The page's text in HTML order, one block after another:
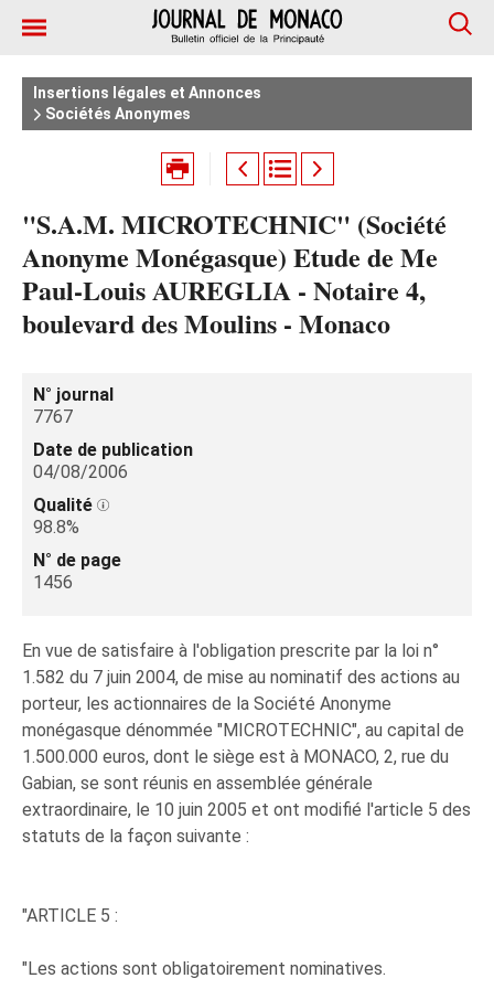
Insertions légales et Annonces
Sociétés Anonymes
"S.A.M. MICROTECHNIC" (Société
Anonyme Monégasque) Etude de Me
Paul-Louis AUREGLIA - Notaire 4,
boulevard des Moulins - Monaco
N° journal
7767
Date de publication
04/08/2006
Qualité
98.8%
N° de page
1456
En vue de satisfaire à l'obligation prescrite par la loi n°
1.582 du 7 juin 2004, de mise au nominatif des actions au
porteur, les actionnaires de la Société Anonyme
monégasque dénommée "MICROTECHNIC", au capital de
1.500.000 euros, dont le siège est à MONACO, 2, rue du
Gabian, se sont réunis en assemblée générale
extraordinaire, le 10 juin 2005 et ont modifié l'article 5 des
statuts de la façon suivante :
"ARTICLE 5 :
"Les actions sont obligatoirement nominatives.